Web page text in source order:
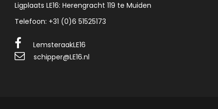
Ligplaats LE16: Herengracht 119 te Muiden
Telefoon: +31 (0)6 51525173
LemsteraakLE16
schipper@LE16.nl